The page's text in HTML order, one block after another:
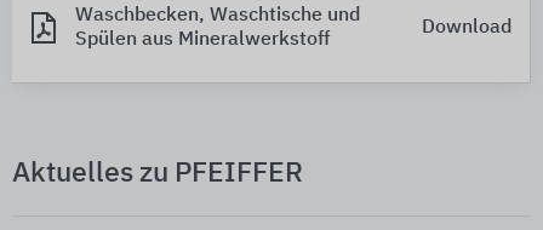
Waschbecken, Waschtische und
Spülen aus Mineralwerkstoff
Download
Aktuelles zu PFEIFFER